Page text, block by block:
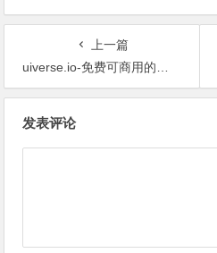
上一篇
uiverse.io-免费可商用的组件库
发表评论